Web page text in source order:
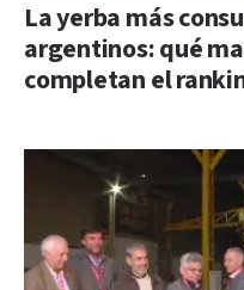
La yerba más
argentinos: qué
completan el